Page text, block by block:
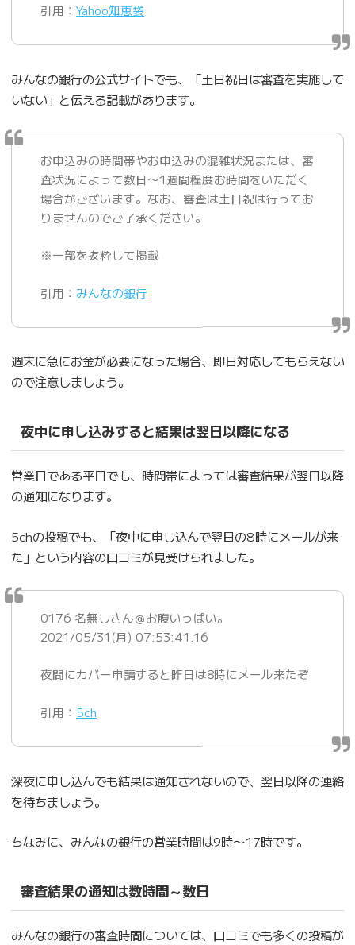
引用：Yahoo知恵袋
みんなの銀行の公式サイトでも、「土日祝日は審査を実施して
いない」と伝える記載があります。
お申込みの時間帯やお申込みの混雑状況または、審
査状況によって数日〜1週間程度お時間をいただく
場合がございます。なお、審査は土日祝は行ってお
りませんのでご了承ください。
※一部を抜粋して掲載
引用： みんなの銀行
週末に急にお金が必要になった場合、即日対応してもらえない
ので注意しましょう。
夜中に申し込みすると結果は翌日以降になる
営業日である平日でも、時間帯によっては審査結果が翌日以降
の通知になります。
5chの投稿でも、「夜中に申し込んで翌日の8時にメールが来
た」という内容の口コミが見受けられました。
0176 名無しさん＠お腹いっぱい。
2021/05/31(月) 07:53:41.16
夜間にカバー申請すると昨日は8時にメール来たぞ
引用： 5ch
深夜に申し込んでも結果は通知されないので、翌日以降の連絡
を待ちましょう。
ちなみに、みんなの銀行の営業時間は9時〜17時です。
審査結果の通知は数時間～数日
みんなの銀行の審査時間については、口コミでも多くの投稿が